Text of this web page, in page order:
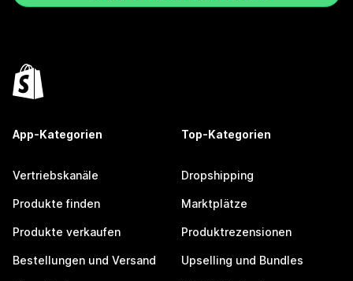
App-Kategorien
Vertriebskanäle
Produkte finden
Produkte verkaufen
Bestellungen und Versand
Top-Kategorien
Dropshipping
Marktplätze
Produktrezensionen
Upselling und Bundles